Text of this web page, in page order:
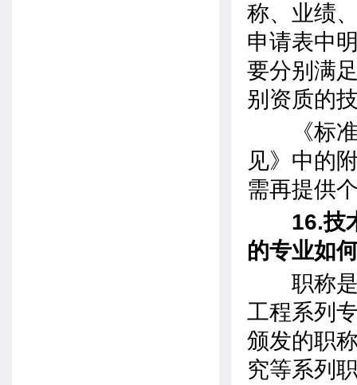
称、业绩
申请表中
要分别满
别资质的
《标准
见》中的
需再提供
16.技术
的专业如
职称是
工程系列
颁发的职
究等系列